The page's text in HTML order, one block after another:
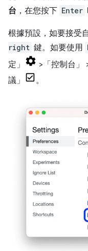
台 ，在您按下 Enter
根據預設，如要接受
right 鍵。如要使用
定」
>「控制台」
議」
。